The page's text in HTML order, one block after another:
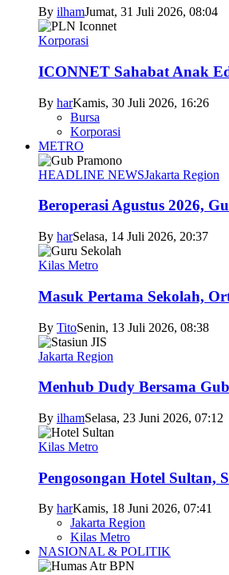
By ilhamJumat, 31 Juli 2026, 08:04
Korporasi
ICONNET Sahabat Anak
By harKamis, 30 Juli 2026, 16:26
Bursa
Korporasi
METRO
HEADLINE NEWSJakarta Region
Beroperasi Agustus 2026,
By harSelasa, 14 Juli 2026, 20:37
Kilas Metro
Masuk Pertama Sekolah,
By TitoSenin, 13 Juli 2026, 08:38
Jakarta Region
Menhub Dudy Bersama
By ilhamSelasa, 23 Juni 2026, 07:12
Kilas Metro
Pengosongan Hotel Sultan,
By harKamis, 18 Juni 2026, 07:41
Jakarta Region
Kilas Metro
NASIONAL & POLITIK